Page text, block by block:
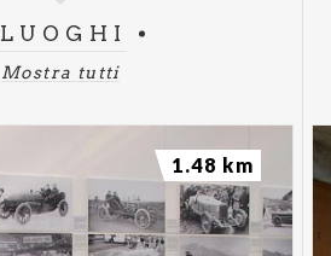
LUOGHI
Mostra tutti
1.48 km